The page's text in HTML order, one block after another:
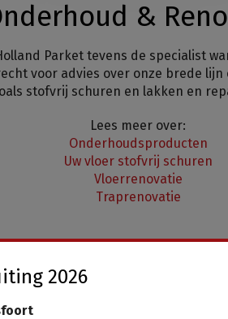
&
Parket tevens de specialist
voor advies over onze brede
stofvrij schuren en lakken en
Lees meer over:
Onderhoudsproducten
Uw vloer stofvrij schuren
Vloerrenovatie
Traprenovatie
2026